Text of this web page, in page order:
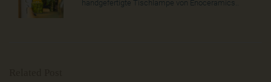
handgefertigte Tischlampe von Enoceramics..